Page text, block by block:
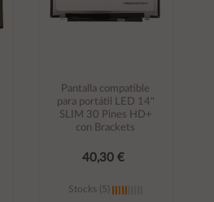
Pantalla compatible
para portátil LED 14"
SLIM 30 Pines HD+
con Brackets
40,30 €
Stocks (5)